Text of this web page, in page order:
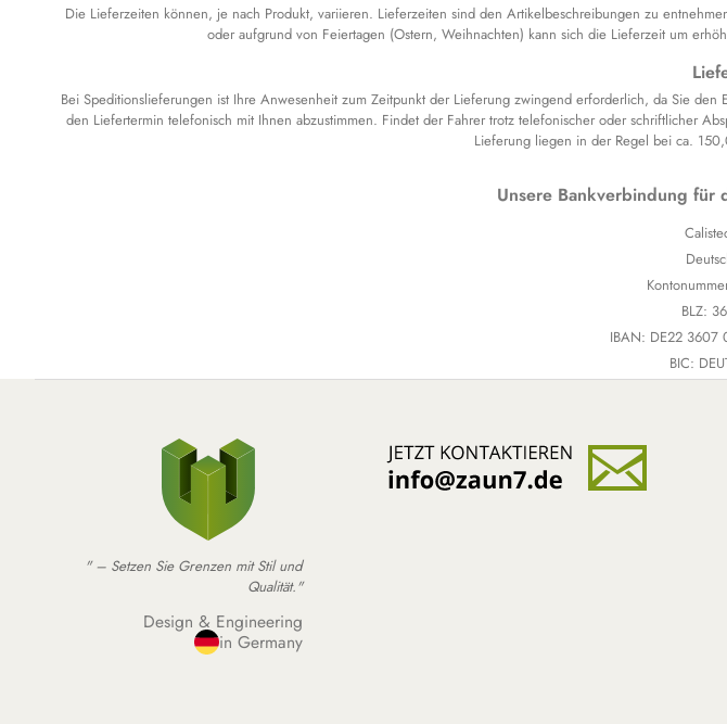
Die Lieferzeiten können, je nach Produkt, variieren. Lieferzeiten sind den Artikelbeschreibungen zu
oder aufgrund von Feiertagen (Ostern, Weihnachten) kann sich die Lieferzeit um
Bei Speditionslieferungen ist Ihre Anwesenheit zum Zeitpunkt der Lieferung zwingend erforderlich, da Sie
den Liefertermin telefonisch mit Ihnen abzustimmen. Findet der Fahrer trotz telefonischer oder schriftlicher
Lieferung liegen in der Regel bei ca.
Unsere Bankverbindung für
BLZ:
IBAN: DE22
BIC:
" – Setzen Sie Grenzen mit Stil und
Qualität."
Design & Engineering
in Germany